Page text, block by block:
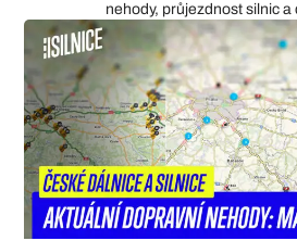
nehody, průjezdnost silnic a